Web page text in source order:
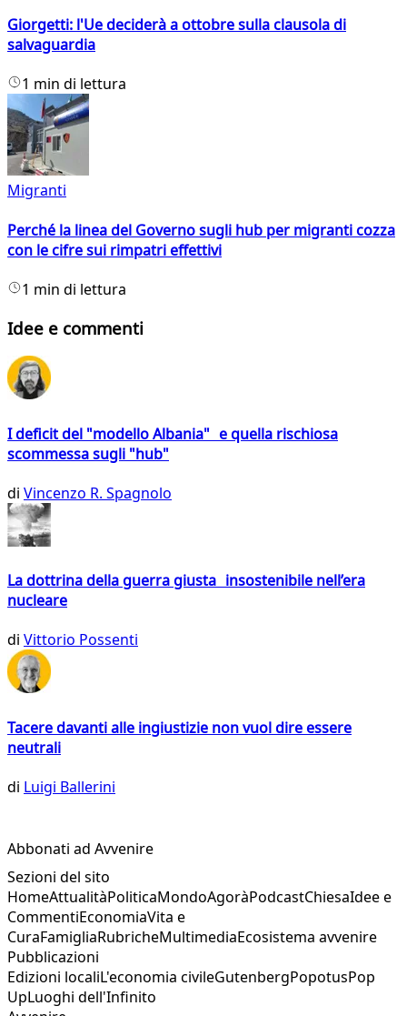
Giorgetti: l'Ue deciderà a ottobre sulla clausola di
salvaguardia
1 min di lettura
Migranti
Perché la linea del Governo sugli hub per migranti cozza
con le cifre sui rimpatri effettivi
1 min di lettura
Idee e commenti
I deficit del "modello Albania" e quella rischiosa
scommessa sugli "hub"
di Vincenzo R. Spagnolo
La dottrina della guerra giusta insostenibile nell’era
nucleare
di Vittorio Possenti
Tacere davanti alle ingiustizie non vuol dire essere
neutrali
di Luigi Ballerini
Abbonati ad Avvenire
Sezioni del sito
HomeAttualitàPoliticaMondoAgoràPodcastChiesaIdee e
CommentiEconomiaVita e
CuraFamigliaRubricheMultimediaEcosistema avvenire
Pubblicazioni
Edizioni localiL'economia civileGutenbergPopotusPop
UpLuoghi dell'Infinito